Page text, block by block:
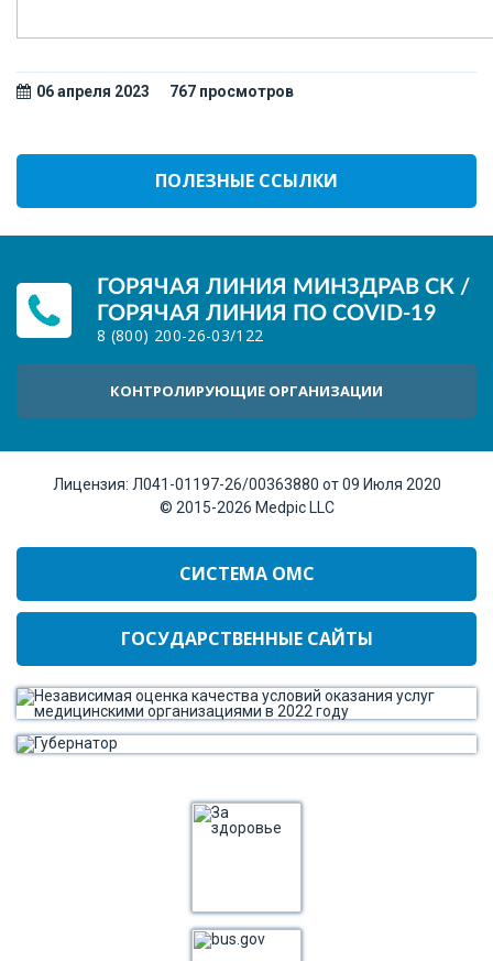
06 апреля 2023 767 просмотров
ПОЛЕЗНЫЕ ССЫЛКИ
ГОРЯЧАЯ ЛИНИЯ МИНЗДРАВ СК /
ГОРЯЧАЯ ЛИНИЯ ПО COVID-19
8 (800) 200-26-03/122
КОНТРОЛИРУЮЩИЕ ОРГАНИЗАЦИИ
Лицензия: Л041-01197-26/00363880 от 09 Июля 2020
© 2015-2026 Medpic LLC
СИСТЕМА ОМС
ГОСУДАРСТВЕННЫЕ САЙТЫ